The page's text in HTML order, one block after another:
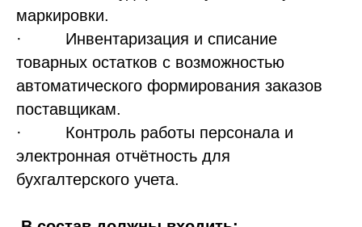
маркировки.
· Инвентаризация и списание
товарных остатков с возможностью
автоматического формирования заказов
поставщикам.
· Контроль работы персонала и
электронная отчётность для
бухгалтерского учета.